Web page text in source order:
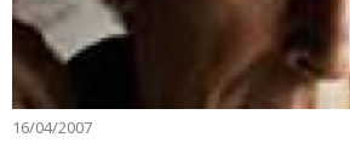
16/04/2007